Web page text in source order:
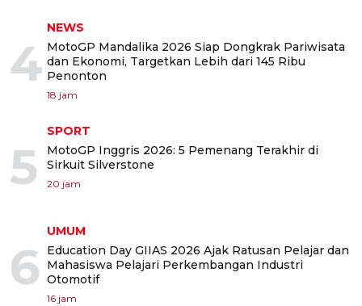
4
NEWS
MotoGP Mandalika 2026 Siap Dongkrak Pariwisata
dan Ekonomi, Targetkan Lebih dari 145 Ribu
Penonton
18 jam
5
SPORT
MotoGP Inggris 2026: 5 Pemenang Terakhir di
Sirkuit Silverstone
20 jam
6
UMUM
Education Day GIIAS 2026 Ajak Ratusan Pelajar dan
Mahasiswa Pelajari Perkembangan Industri
Otomotif
16 jam